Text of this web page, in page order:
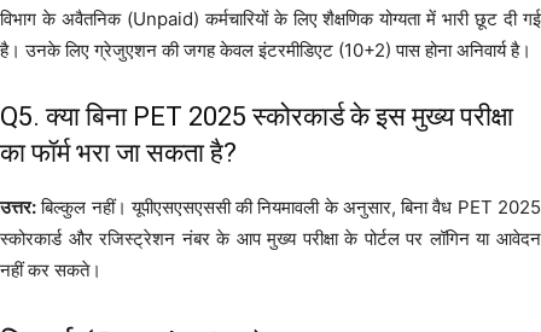
विभाग के अवैतनिक (Unpaid) कर्मचारियों के लिए शैक्षणिक योग्यता में भारी छूट दी गई
है। उनके लिए ग्रेजुएशन की जगह केवल इंटरमीडिएट (10+2) पास होना अनिवार्य है।
Q5. क्या बिना PET 2025 स्कोरकार्ड के इस मुख्य परीक्षा
का फॉर्म भरा जा सकता है?
उत्तर:बिल्कुल नहीं। यूपीएसएसएससी की नियमावली के अनुसार, बिना वैध PET 2025
स्कोरकार्ड और रजिस्ट्रेशन नंबर के आप मुख्य परीक्षा के पोर्टल पर लॉगिन या आवेदन
नहीं कर सकते।